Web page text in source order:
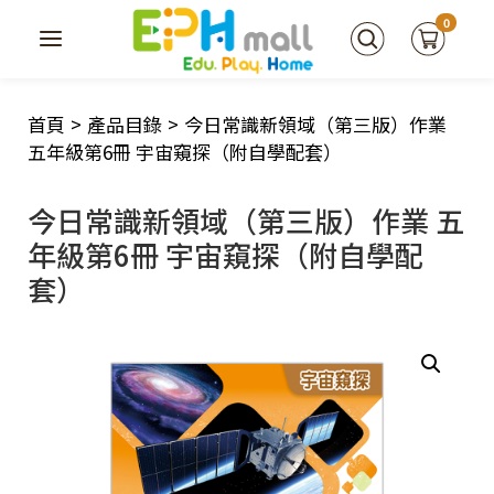
0
首頁 > 產品目錄 > 今日常識新領域（第三版）作業
五年級第6冊 宇宙窺探（附自學配套）
今日常識新領域（第三版）作業 五
年級第6冊 宇宙窺探（附自學配
套）